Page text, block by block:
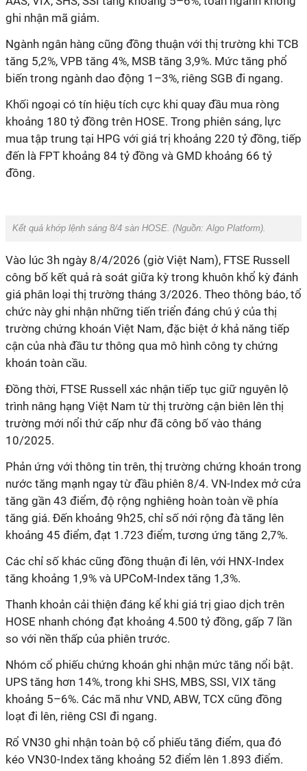
ghi nhận mã giảm.
Ngành ngân hàng cũng đồng thuận với thị trường khi TCB
tăng 5,2%, VPB tăng 4%, MSB tăng 3,9%. Mức tăng phổ
biến trong ngành dao động 1–3%, riêng SGB đi ngang.
Khối ngoại có tín hiệu tích cực khi quay đầu mua ròng
khoảng 180 tỷ đồng trên HOSE. Trong phiên sáng, lực
mua tập trung tại HPG với giá trị khoảng 220 tỷ đồng, tiếp
đến là FPT khoảng 84 tỷ đồng và GMD khoảng 66 tỷ
đồng.
Kết quả khớp lệnh sáng 8/4 sàn HOSE. (Nguồn:Algo Platform).
Vào lúc 3h ngày 8/4/2026 (giờ Việt Nam), FTSE Russell
công bố kết quả rà soát giữa kỳ trong khuôn khổ kỳ đánh
giá phân loại thị trường tháng 3/2026. Theo thông báo, tổ
chức này ghi nhận những tiến triển đáng chú ý của thị
trường chứng khoán Việt Nam, đặc biệt ở khả năng tiếp
cận của nhà đầu tư thông qua mô hình công ty chứng
khoán toàn cầu.
Đồng thời, FTSE Russell xác nhận tiếp tục giữ nguyên lộ
trình nâng hạng Việt Nam từ thị trường cận biên lên thị
trường mới nổi thứ cấp như đã công bố vào tháng
10/2025.
Phản ứng với thông tin trên, thị trường chứng khoán trong
nước tăng mạnh ngay từ đầu phiên 8/4. VN-Index mở cửa
tăng gần 43 điểm, độ rộng nghiêng hoàn toàn về phía
tăng giá. Đến khoảng 9h25, chỉ số nới rộng đà tăng lên
khoảng 45 điểm, đạt 1.723 điểm, tương ứng tăng 2,7%.
Các chỉ số khác cũng đồng thuận đi lên, với HNX-Index
tăng khoảng 1,9% và UPCoM-Index tăng 1,3%.
Thanh khoản cải thiện đáng kể khi giá trị giao dịch trên
HOSE nhanh chóng đạt khoảng 4.500 tỷ đồng, gấp 7 lần
so với nền thấp của phiên trước.
Nhóm cổ phiếu chứng khoán ghi nhận mức tăng nổi bật.
UPS tăng hơn 14%, trong khi SHS, MBS, SSI, VIX tăng
khoảng 5–6%. Các mã như VND, ABW, TCX cũng đồng
loạt đi lên, riêng CSI đi ngang.
Rổ VN30 ghi nhận toàn bộ cổ phiếu tăng điểm, qua đó
kéo VN30-Index tăng khoảng 52 điểm lên 1.893 điểm.